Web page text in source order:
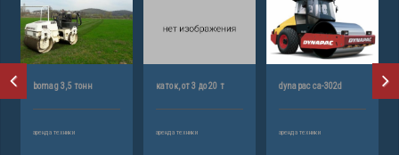
bomag 3,5 тонн
аренда техники
каток, от 3 до 20 т
аренда техники
dynapaс са-302d
аренда техники